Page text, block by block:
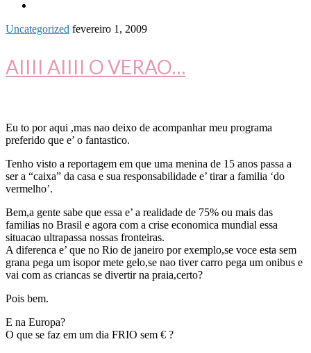
Uncategorized fevereiro 1, 2009
AIIII AIIII O VERAO…
Eu to por aqui ,mas nao deixo de acompanhar meu programa
preferido que e’ o fantastico.
Tenho visto a reportagem em que uma menina de 15 anos passa a
ser a “caixa” da casa e sua responsabilidade e’ tirar a familia ‘do
vermelho’.
Bem,a gente sabe que essa e’ a realidade de 75% ou mais das
familias no Brasil e agora com a crise economica mundial essa
situacao ultrapassa nossas fronteiras.
A diferenca e’ que no Rio de janeiro por exemplo,se voce esta sem
grana pega um isopor mete gelo,se nao tiver carro pega um onibus e
vai com as criancas se divertir na praia,certo?
Pois bem.
E na Europa?
O que se faz em um dia FRIO sem € ?